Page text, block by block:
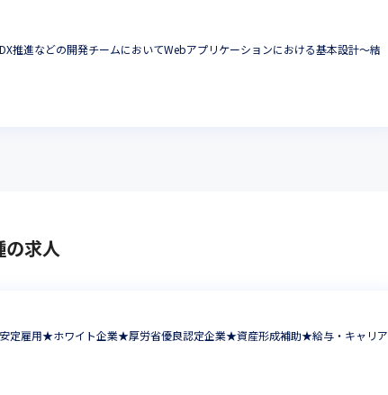
推進などの開発チームにおいてWebアプリケーションにおける基本設計～結
の求人
定雇用★ホワイト企業★厚労省優良認定企業★資産形成補助★給与・キャリア